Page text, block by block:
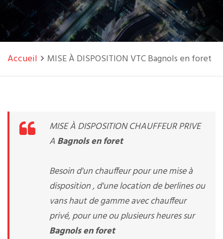
Accueil MISE À DISPOSITION VTC Bagnols en foret
MISE À DISPOSITION CHAUFFEUR PRIVE
A Bagnols en foret
Besoin d'un chauffeur pour une mise à
disposition , d'une location de berlines ou
vans haut de gamme avec chauffeur
privé, pour une ou plusieurs heures sur
Bagnols en foret